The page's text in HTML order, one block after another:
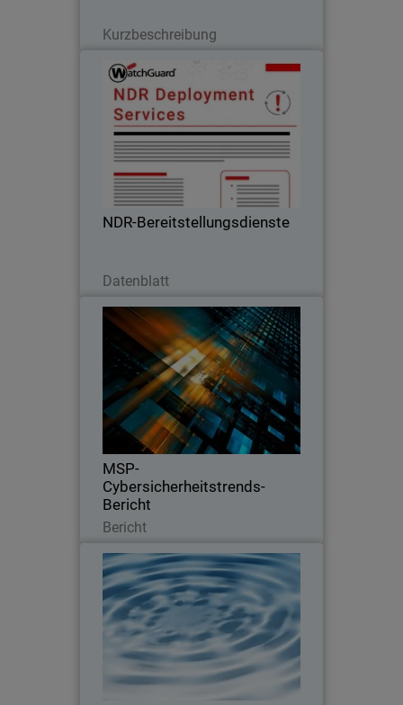
Kurzbeschreibung
NDR-Bereitstellungsdienste
Datenblatt
NDR-Bereitstellungsdienste
Die NDR-Implementierungsdienste von
WatchGuard gewährleisten eine
schnelle, von Experten geleitete
Einrichtung, damit Sie Ihre Investition in
Netzwerk-Erkennung und -Reaktion
MSP-
Cybersicherheitstrends-
Bericht
Bericht
MSP-Cybersicherheitstrends-
Bericht
Die Nachfrage nach Cybersicherheit,
Kundenerwartungen, Preistrends und
die wichtigsten Faktoren, die Kunden
zum Wechsel des Anbieters bewegen.
Champion in der Omdia
Cybersecurity MSP Matrix 2026
Ausgezeichnet für Führungsstärke,
Innovation und die Definition von
Standards im globalen MSP-
Cybersicherheitsmarkt